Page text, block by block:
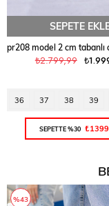
SEPETE
₺2.799,99
36 37 38 39
SEPETTE %30
%43